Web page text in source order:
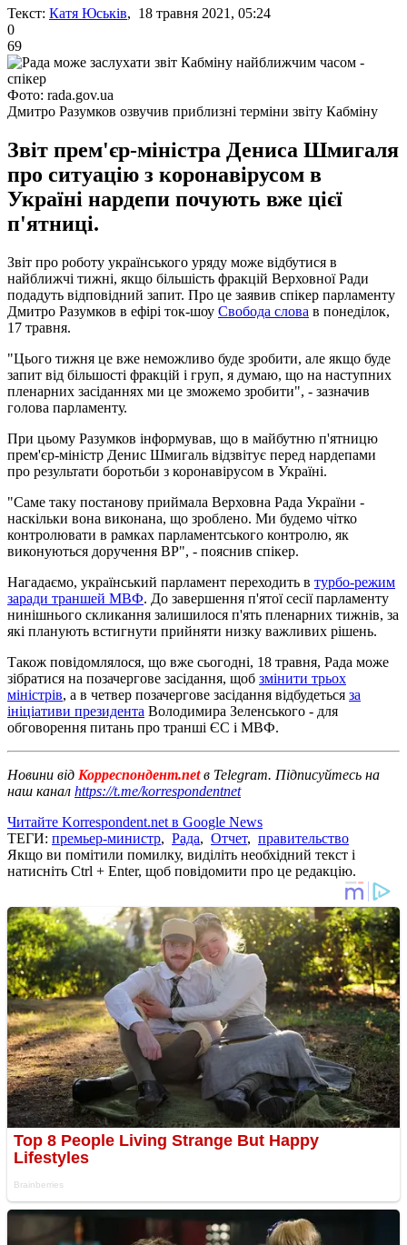
Текст: Катя Юськів, 18 травня 2021, 05:24
0
69
Фото: rada.gov.ua
Дмитро Разумков озвучив приблизні терміни звіту Кабміну
Звіт прем'єр-міністра Дениса Шмигаля
про ситуацію з коронавірусом в
Україні нардепи почують вже цієї
п'ятниці.
Звіт про роботу українського уряду може відбутися в
найближчі тижні, якщо більшість фракцій Верховної Ради
подадуть відповідний запит. Про це заявив спікер парламенту
Дмитро Разумков в ефірі ток-шоу Свобода слова в понеділок,
17 травня.
"Цього тижня це вже неможливо буде зробити, але якщо буде
запит від більшості фракцій і груп, я думаю, що на наступних
пленарних засіданнях ми це зможемо зробити", - зазначив
голова парламенту.
При цьому Разумков інформував, що в майбутню п'ятницю
прем'єр-міністр Денис Шмигаль відзвітує перед нардепами
про результати боротьби з коронавірусом в Україні.
"Саме таку постанову приймала Верховна Рада України -
наскільки вона виконана, що зроблено. Ми будемо чітко
контролювати в рамках парламентського контролю, як
виконуються доручення ВР", - пояснив спікер.
Нагадаємо, український парламент переходить в турбо-режим
заради траншей МВФ. До завершення п'ятої сесії парламенту
нинішнього скликання залишилося п'ять пленарних тижнів, за
які планують встигнути прийняти низку важливих рішень.
Також повідомлялося, що вже сьогодні, 18 травня, Рада може
зібратися на позачергове засідання, щоб змінити трьох
міністрів, а в четвер позачергове засідання відбудеться за
ініціативи президента Володимира Зеленського - для
обговорення питань про транші ЄС і МВФ.
Новини від Корреспондент.netв Telegram. Підписуйтесь на
наш канал https://t.me/korrespondentnet
Читайте Korrespondent.net в Google News
ТЕГИ: премьер-министр, Рада, Отчет, правительство
Якщо ви помітили помилку, виділіть необхідний текст і
натисніть Ctrl + Enter, щоб повідомити про це редакцію.